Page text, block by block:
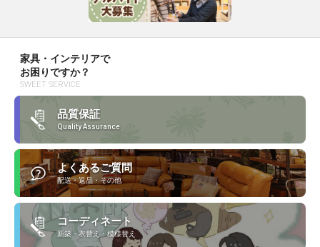
家具・インテリアで
お困りですか？
SWEET SERVICE
品質保証
Quality Assurance
よくあるご質問
配送・返品・その他
コーディネート
新築・衣替え・模様替え